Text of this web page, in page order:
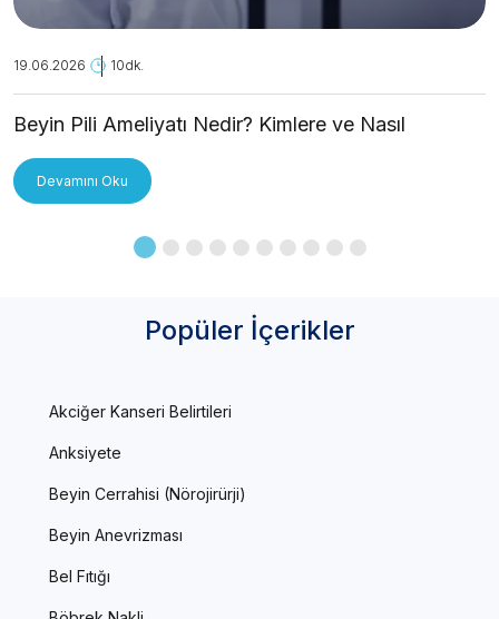
19.06.2026 10dk.
Beyin Pili Ameliyatı Nedir? Kimlere ve Nasıl
Devamını Oku
Popüler İçerikler
Akciğer Kanseri Belirtileri
Anksiyete
Beyin Cerrahisi (Nörojirürji)
Beyin Anevrizması
Bel Fıtığı